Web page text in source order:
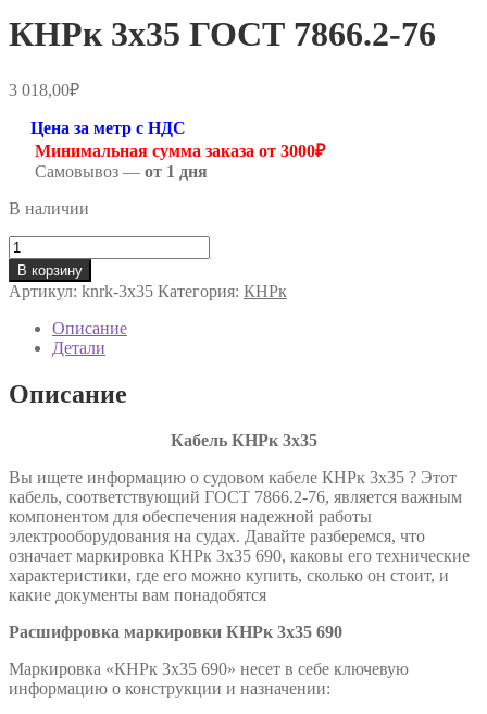
КНРк 3х35 ГОСТ 7866.2-76
3 018,00₽
Цена за метр с НДС
Минимальная сумма заказа от 3000₽
Самовывоз — от 1 дня
В наличии
Количество
товара
КНРк
3х35
ГОСТ
7866.2-
В корзину
Артикул: knrk-3х35 Категория: КНРк
Описание
Детали
Описание
Кабель КНРк 3х35
Вы ищете информацию о судовом кабеле КНРк 3х35 ? Этот
кабель, соответствующий ГОСТ 7866.2-76, является важным
компонентом для обеспечения надежной работы
электрооборудования на судах. Давайте разберемся, что
означает маркировка КНРк 3х35 690, каковы его технические
характеристики, где его можно купить, сколько он стоит, и
какие документы вам понадобятся
Расшифровка маркировки КНРк 3х35 690
Маркировка «КНРк 3х35 690» несет в себе ключевую
информацию о конструкции и назначении: